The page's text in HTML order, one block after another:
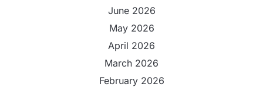
June 2026
May 2026
April 2026
March 2026
February 2026